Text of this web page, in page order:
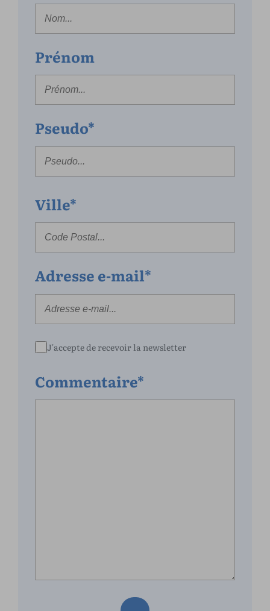
Prénom
Pseudo*
Ville*
Adresse e-mail*
J'accepte de recevoir la newsletter
Commentaire*